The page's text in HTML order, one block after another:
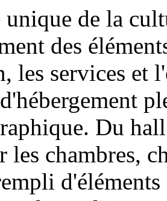
unique de la
des
les services et
Du
les chambres,